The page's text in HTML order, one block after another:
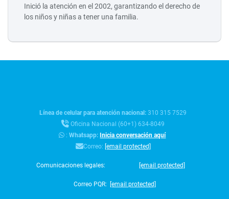
Inició la atención en el 2002, garantizando el derecho de
los niños y niñas a tener una familia.
Línea de celular para atención nacional:310 315 7529
Oficina Nacional (60+1) 634-8049
:Whatsapp: Inicia conversación aquí
Correo: [email protected]
Comunicaciones legales: [email protected]
Correo PQR: [email protected]